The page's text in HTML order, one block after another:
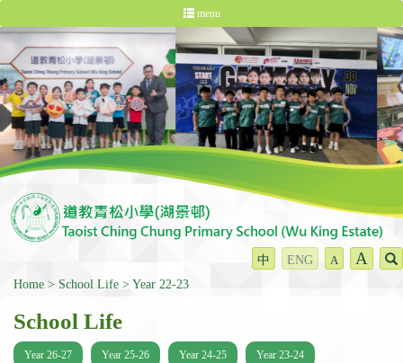
menu
中 ENG A A
Home School Life Year 22-23
School Life
Year 26-27 Year 25-26 Year 24-25 Year 23-24